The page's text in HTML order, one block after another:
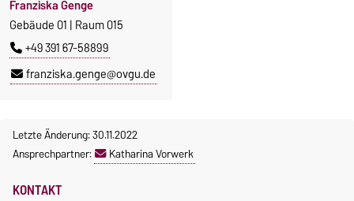
Franziska Genge
Gebäude 01 | Raum 015
+49 391 67-58899
franziska.genge@ovgu.de
Letzte Änderung: 30.11.2022
Ansprechpartner:
Katharina Vorwerk
KONTAKT